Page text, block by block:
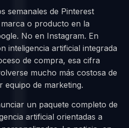
semanales de Pinterest
o producto en la
No en Instagram. En
inteligencia artificial integrada
de compra, esa cifra
mucho más costosa de
equipo de marketing.
un paquete completo de
artificial orientadas a